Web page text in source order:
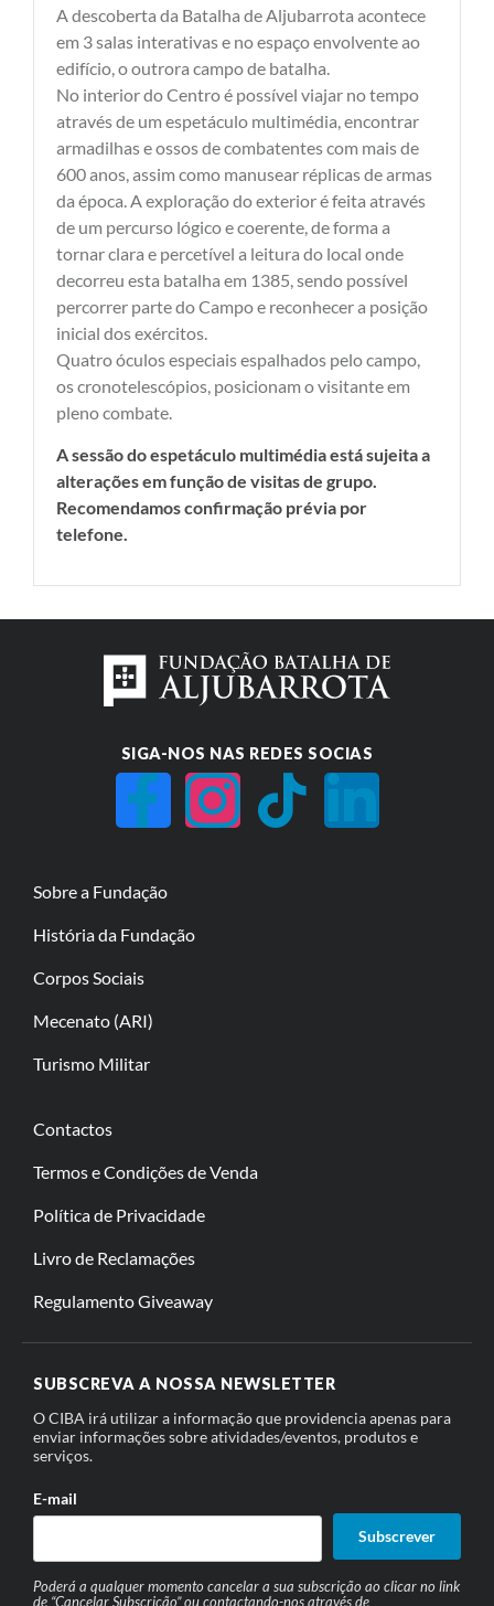
A descoberta da Batalha de Aljubarrota acontece
em 3 salas interativas e no espaço envolvente ao
edifício, o outrora campo de batalha.
No interior do Centro é possível viajar no tempo
através de um espetáculo multimédia, encontrar
armadilhas e ossos de combatentes com mais de
600 anos, assim como manusear réplicas de armas
da época. A exploração do exterior é feita através
de um percurso lógico e coerente, de forma a
tornar clara e percetível a leitura do local onde
decorreu esta batalha em 1385, sendo possível
percorrer parte do Campo e reconhecer a posição
inicial dos exércitos.
Quatro óculos especiais espalhados pelo campo,
os cronotelescópios, posicionam o visitante em
pleno combate.
A sessão do espetáculo multimédia está sujeita a
alterações em função de visitas de grupo.
Recomendamos confirmação prévia por
telefone.
SIGA-NOS NAS REDES SOCIAS
Sobre a Fundação
História da Fundação
Corpos Sociais
Mecenato (ARI)
Turismo Militar
Contactos
Termos e Condições de Venda
Política de Privacidade
Livro de Reclamações
Regulamento Giveaway
SUBSCREVA A NOSSA NEWSLETTER
O CIBA irá utilizar a informação que providencia apenas para
enviar informações sobre atividades/eventos, produtos e
serviços.
E-mail
Subscrever
Poderá a qualquer momento cancelar a sua subscrição ao clicar no link
de “Cancelar Subscrição” ou contactando-nos através de